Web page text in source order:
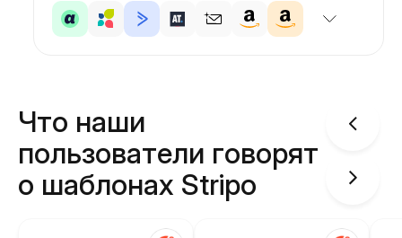
Что наши
пользователи говорят
о шаблонах Stripo